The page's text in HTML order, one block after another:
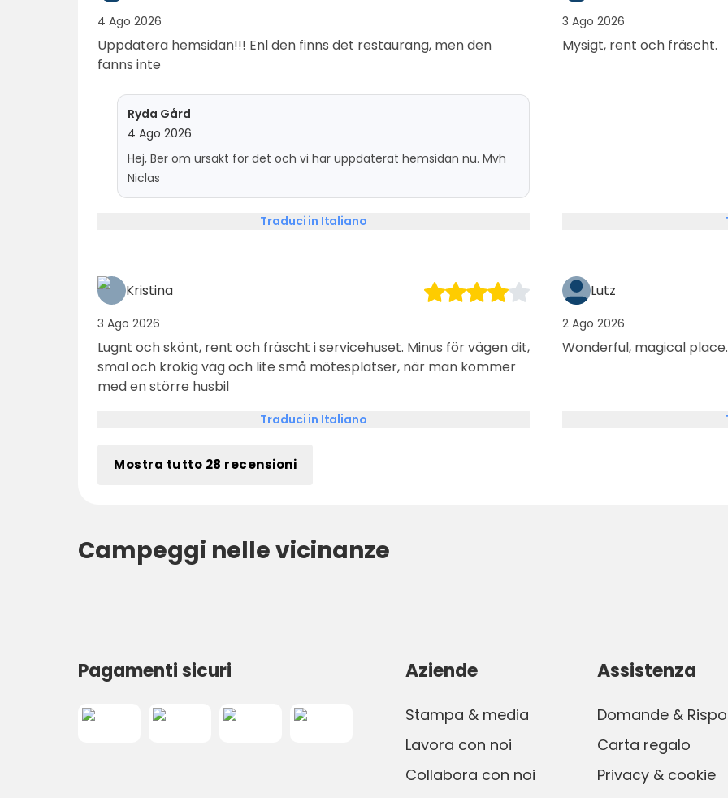
4 Ago 2026
Uppdatera hemsidan!!! Enl den finns det restaurang, men den
fanns inte
Ryda Gård
4 Ago 2026
Hej, Ber om ursäkt för det och vi har uppdaterat hemsidan nu. Mvh
Niclas
Traduci in Italiano
3 Ago 2026
Mysigt, rent och fräscht.
Kristina
3 Ago 2026
Lugnt och skönt, rent och fräscht i servicehuset. Minus för vägen dit,
smal och krokig väg och lite små mötesplatser, när man kommer
med en större husbil
Traduci in Italiano
Lutz
2 Ago 2026
Wonderful, magical
Mostra tutto 28 recensioni
Campeggi nelle vicinanze
Pagamenti sicuri Aziende
Stampa & media
Lavora con noi
Collabora con noi
Assistenza
Domande &
Carta regalo
Privacy & cookie